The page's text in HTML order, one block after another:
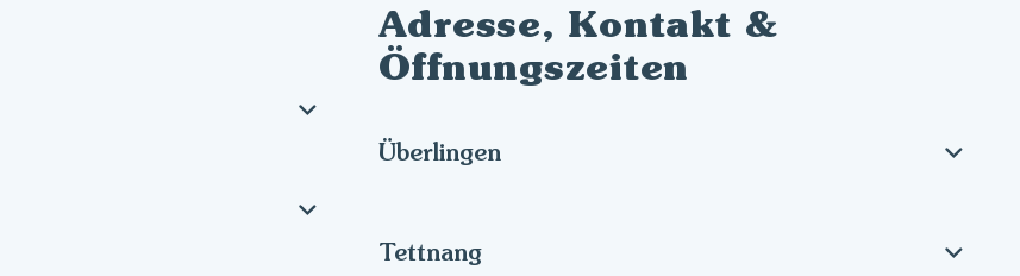
Adresse, Kontakt &
Öffnungszeiten
Überlingen
Tettnang